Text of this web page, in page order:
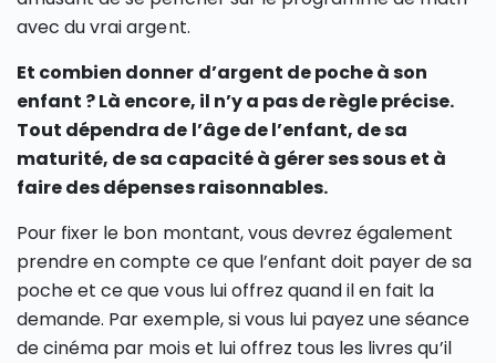
avec du vrai argent.
Et combien donner d’argent de poche à son
enfant ? Là encore, il n’y a pas de règle précise.
Tout dépendra de l’âge de l’enfant, de sa
maturité, de sa capacité à gérer ses sous et à
faire des dépenses raisonnables.
Pour fixer le bon montant, vous devrez également
prendre en compte ce que l’enfant doit payer de sa
poche et ce que vous lui offrez quand il en fait la
demande. Par exemple, si vous lui payez une séance
de cinéma par mois et lui offrez tous les livres qu’il